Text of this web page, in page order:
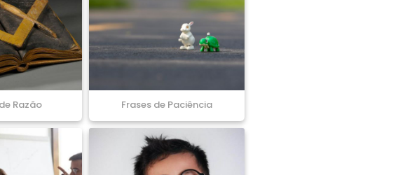
Razão Frases de Paciência